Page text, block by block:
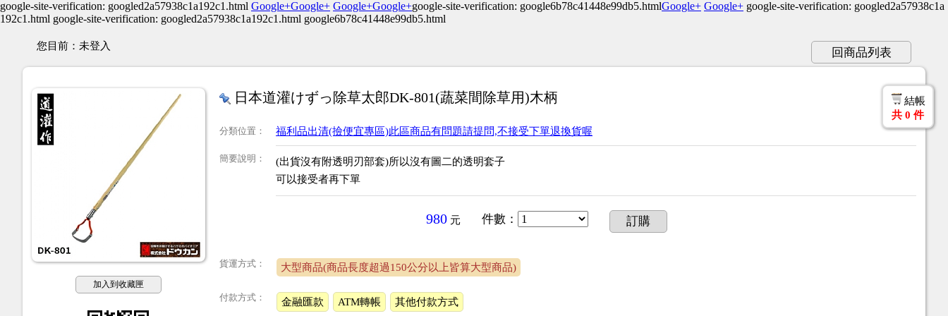
google-site-verification: googled2a57938c1a192c1.html Google+Google+ Google+Google+google-site-verification: google6b78c41448e99db5.htmlGoogle+ Google+ google-site-verification: googled2a57938c1a
192c1.html google-site-verification: googled2a57938c1a192c1.html google6b78c41448e99db5.html
您目前： 未登入 回商品列表
加入到收藏匣
日本道灌けずっ除草太郎DK-801(蔬菜間除草用)木柄
分類位置 ： 福利品出清(撿便宜專區)此區商品有問題請提問,不接受下單退換貨喔
簡要說明 ：
(出貨沒有附透明刃部套)所以沒有圖二的透明套子
可以接受者再下單
980 元 件數 ： 訂購
貨運方式： 大型商品(商品長度超過150公分以上皆算大型商品)
付款方式： 金融匯款 ATM轉帳 其他付款方式
結帳
共 0 件